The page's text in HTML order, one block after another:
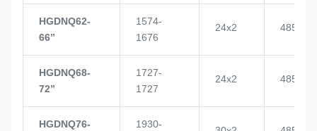
HGDNQ62-
66’’
1574-
1676
24x2 4855
HGDNQ68-
72’’
1727-
1727
24x2 4855
HGDNQ76-
1930-